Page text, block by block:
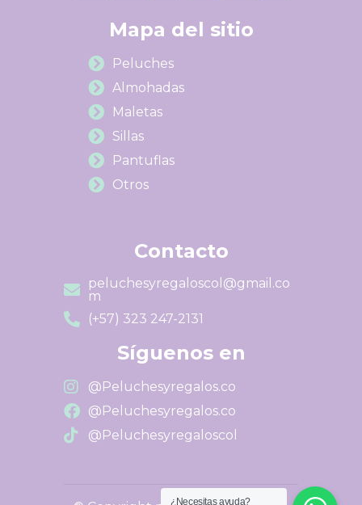
Mapa del sitio
Peluches
Almohadas
Maletas
Sillas
Pantuflas
Otros
Contacto
peluchesyregaloscol@gmail.co
m
(+57) 323 247-2131
Síguenos en
@Peluchesyregalos.co
@Peluchesyregalos.co
@Peluchesyregaloscol
¿Necesitas ayuda?